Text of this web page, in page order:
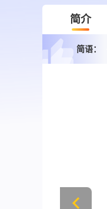
简介
简语：